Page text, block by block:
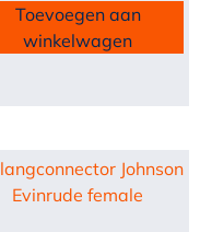
Toevoegen aan
winkelwagen